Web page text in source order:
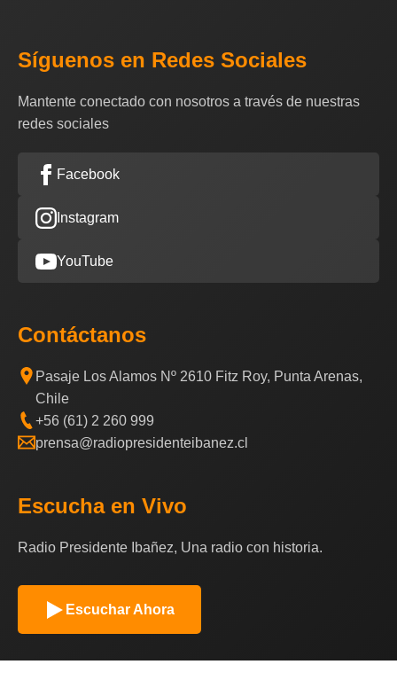
Síguenos en Redes Sociales
Mantente conectado con nosotros a través de nuestras
redes sociales
Facebook
Instagram
YouTube
Contáctanos
Pasaje Los Alamos Nº 2610 Fitz Roy, Punta Arenas,
Chile
+56 (61) 2 260 999
prensa@radiopresidenteibanez.cl
Escucha en Vivo
Radio Presidente Ibañez, Una radio con historia.
Escuchar Ahora